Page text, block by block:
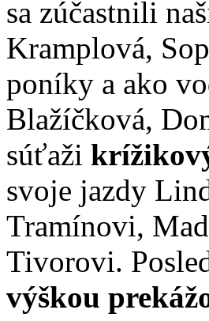
sa zúčastnili
Kramplová,
poníky a ako
Blažíčková,
súťaži
svoje jazdy
Tramínovi,
Tivorovi.
výškou